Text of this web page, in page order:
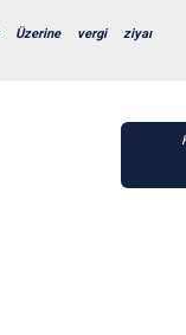
Üzerine vergi ziyaı